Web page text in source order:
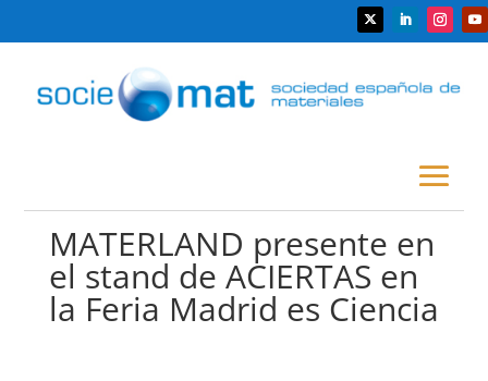
MATERLAND presente en
el stand de ACIERTAS en
la Feria Madrid es Ciencia